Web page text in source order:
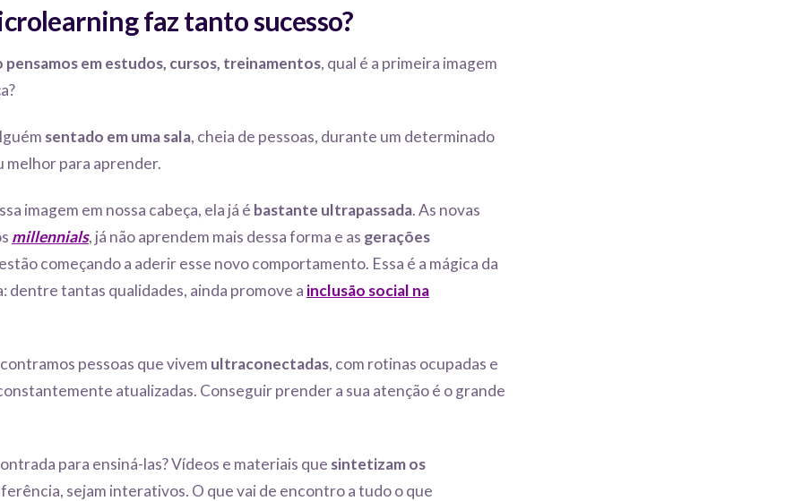
faz tanto sucesso?
pensamos em estudos, cursos, treinamentos, qual é a primeira imagem
sentado em uma sala, cheia de pessoas, durante um determinado
melhor para aprender.
imagem em nossa cabeça, ela já é bastante ultrapassada. As novas
millennials, já não aprendem mais dessa forma e as gerações
começando a aderir esse novo comportamento. Essa é a mágica da
dentre tantas qualidades, ainda promove a inclusão social na
pessoas que vivem ultraconectadas, com rotinas ocupadas e
atualizadas. Conseguir prender a sua atenção é o grande
para ensiná-las? Vídeos e materiais que sintetizam os
sejam interativos. O que vai de encontro a tudo o que